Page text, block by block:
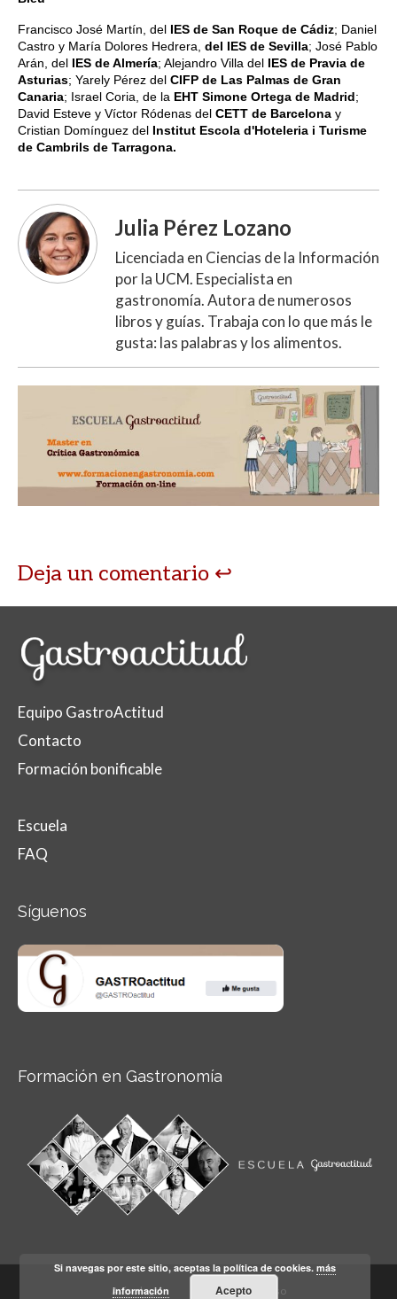
Francisco José Martín, del IES de San Roque de Cádiz; Daniel
Castro y María Dolores Hedrera, del IES de Sevilla; José Pablo
Arán, del IES de Almería; Alejandro Villa del IES de Pravia de
Asturias; Yarely Pérez del CIFP de Las Palmas de Gran
Canaria; Israel Coria, de la EHT Simone Ortega de Madrid;
David Esteve y Víctor Ródenas del CETT de Barcelona y
Cristian Domínguez del Institut Escola d'Hoteleria i Turisme
de Cambrils de Tarragona.
Julia Pérez Lozano
Licenciada en Ciencias de la Información
por la UCM. Especialista en
gastronomía. Autora de numerosos
libros y guías. Trabaja con lo que más le
gusta: las palabras y los alimentos.
Deja un comentario
Equipo GastroActitud
Contacto
Formación bonificable
Escuela
FAQ
Síguenos
Formación en Gastronomía
Aviso legal Condiciones de Uso
Si navegas por este sitio, aceptas la política de cookies.más
información
Acepto